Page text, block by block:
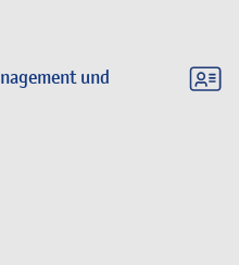
und